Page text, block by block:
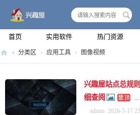
首页 实用软件 热门资源
兴趣屋
» 分类区 › 应用工具 › 图像视频
兴趣屋站点总规
细查阅
...
admin 2026-5-17